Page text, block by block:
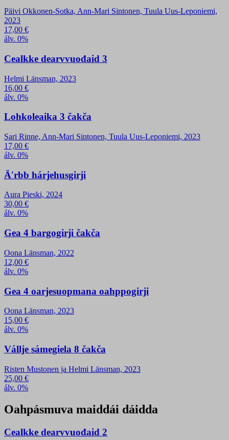
Päivi Okkonen-Sotka, Ann-Mari Sintonen, Tuula Uus-Leponiemi,
2023
17,00 €
álv. 0%
Cealkke dearvvuođaid 3
Helmi Länsman, 2023
16,00 €
álv. 0%
Lohkoleaika 3 čakča
Sari Rinne, Ann-Mari Sintonen, Tuula Uus-Leponiemi, 2023
17,00 €
álv. 0%
Äʹrbb hárjehusgirji
Aura Pieski, 2024
30,00 €
álv. 0%
Gea 4 bargogirji čakča
Oona Länsman, 2022
12,00 €
álv. 0%
Gea 4 oarjesuopmana oahppogirji
Oona Länsman, 2023
15,00 €
álv. 0%
Vállje sámegiela 8 čakča
Risten Mustonen ja Helmi Länsman, 2023
25,00 €
álv. 0%
Oahpásmuva maiddái dáidda
Cealkke dearvvuođaid 2